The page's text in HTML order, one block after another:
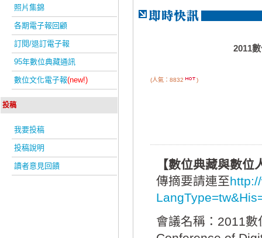
照片集錦
各期電子報回顧
訂閱/退訂電子報
95年數位典藏通訊
數位文化電子報(new!)
投稿
我要投稿
投稿說明
讀者意見回饋
2011
(人氣：8832 )
【數位典藏與數
傳摘要請連至
會議名稱：2011